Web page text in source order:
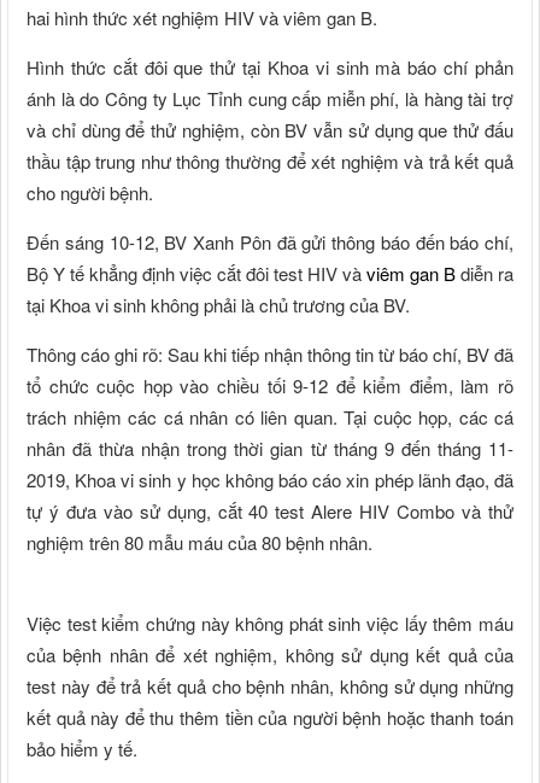
hai hình thức xét nghiệm HIV và viêm gan B.
Hình thức cắt đôi que thử tại Khoa vi sinh mà báo chí phản
ánh là do Công ty Lục Tỉnh cung cấp miễn phí, là hàng tài trợ
và chỉ dùng để thử nghiệm, còn BV vẫn sử dụng que thử đấu
thầu tập trung như thông thường để xét nghiệm và trả kết quả
cho người bệnh.
Đến sáng 10-12, BV Xanh Pôn đã gửi thông báo đến báo chí,
Bộ Y tế khẳng định việc cắt đôi test HIV vàviêm gan Bdiễn ra
tại Khoa vi sinh không phải là chủ trương của BV.
Thông cáo ghi rõ: Sau khi tiếp nhận thông tin từ báo chí, BV đã
tổ chức cuộc họp vào chiều tối 9-12 để kiểm điểm, làm rõ
trách nhiệm các cá nhân có liên quan. Tại cuộc họp, các cá
nhân đã thừa nhận trong thời gian từ tháng 9 đến tháng 11-
2019, Khoa vi sinh y học không báo cáo xin phép lãnh đạo, đã
tự ý đưa vào sử dụng, cắt 40 test Alere HIV Combo và thử
nghiệm trên 80 mẫu máu của 80 bệnh nhân.
Việc test kiểm chứng này không phát sinh việc lấy thêm máu
của bệnh nhân để xét nghiệm, không sử dụng kết quả của
test này để trả kết quả cho bệnh nhân, không sử dụng những
kết quả này để thu thêm tiền của người bệnh hoặc thanh toán
bảo hiểm y tế.